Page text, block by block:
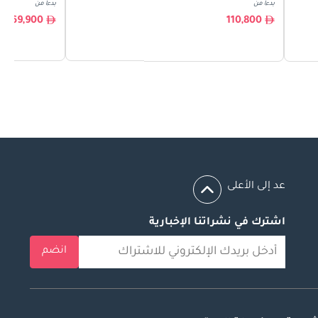
بدءا من
110,800
بدءا من
69,900
عد إلى الأعلى
اشترك في نشراتنا الإخبارية
انضم